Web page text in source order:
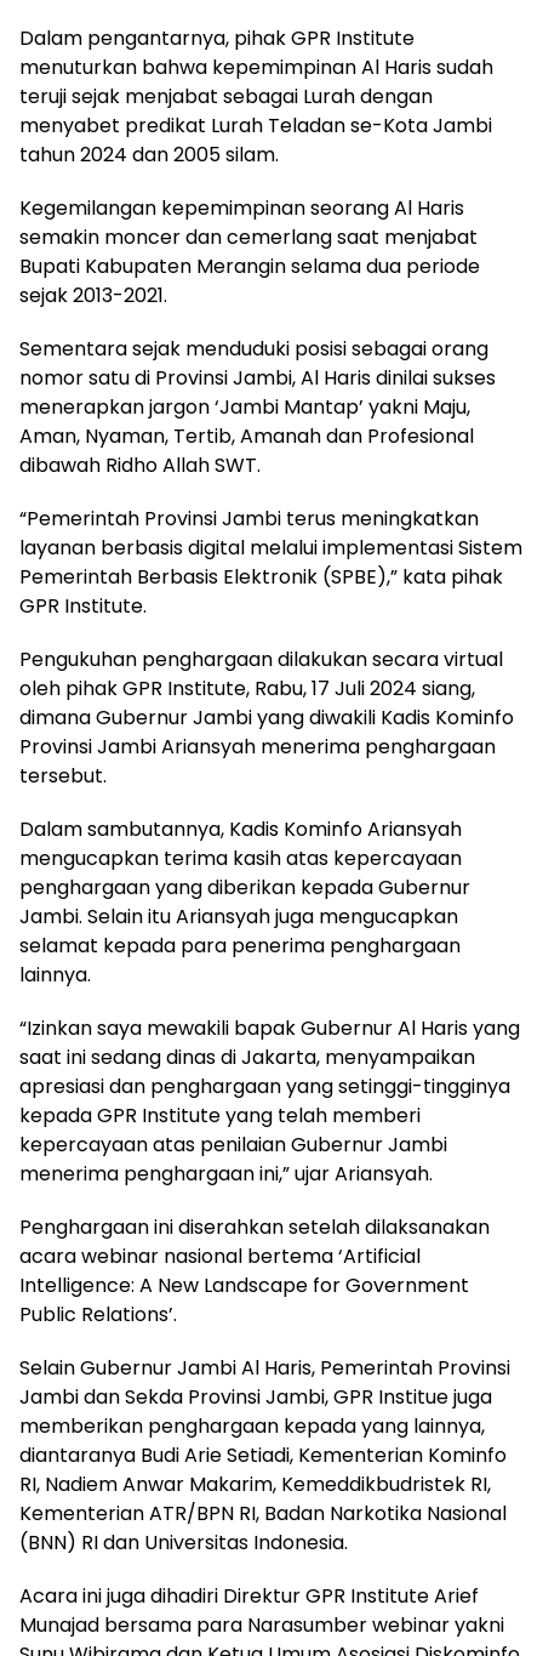
Dalam pengantarnya, pihak GPR Institute
menuturkan bahwa kepemimpinan Al Haris sudah
teruji sejak menjabat sebagai Lurah dengan
menyabet predikat Lurah Teladan se-Kota Jambi
tahun 2024 dan 2005 silam.
Kegemilangan kepemimpinan seorang Al Haris
semakin moncer dan cemerlang saat menjabat
Bupati Kabupaten Merangin selama dua periode
sejak 2013-2021.
Sementara sejak menduduki posisi sebagai orang
nomor satu di Provinsi Jambi, Al Haris dinilai sukses
menerapkan jargon ‘Jambi Mantap’ yakni Maju,
Aman, Nyaman, Tertib, Amanah dan Profesional
dibawah Ridho Allah SWT.
“Pemerintah Provinsi Jambi terus meningkatkan
layanan berbasis digital melalui implementasi Sistem
Pemerintah Berbasis Elektronik (SPBE),” kata pihak
GPR Institute.
Pengukuhan penghargaan dilakukan secara virtual
oleh pihak GPR Institute, Rabu, 17 Juli 2024 siang,
dimana Gubernur Jambi yang diwakili Kadis Kominfo
Provinsi Jambi Ariansyah menerima penghargaan
tersebut.
Dalam sambutannya, Kadis Kominfo Ariansyah
mengucapkan terima kasih atas kepercayaan
penghargaan yang diberikan kepada Gubernur
Jambi. Selain itu Ariansyah juga mengucapkan
selamat kepada para penerima penghargaan
lainnya.
“Izinkan saya mewakili bapak Gubernur Al Haris yang
saat ini sedang dinas di Jakarta, menyampaikan
apresiasi dan penghargaan yang setinggi-tingginya
kepada GPR Institute yang telah memberi
kepercayaan atas penilaian Gubernur Jambi
menerima penghargaan ini,” ujar Ariansyah.
Penghargaan ini diserahkan setelah dilaksanakan
acara webinar nasional bertema ‘Artificial
Intelligence: A New Landscape for Government
Public Relations’.
Selain Gubernur Jambi Al Haris, Pemerintah Provinsi
Jambi dan Sekda Provinsi Jambi, GPR Institue juga
memberikan penghargaan kepada yang lainnya,
diantaranya Budi Arie Setiadi, Kementerian Kominfo
RI, Nadiem Anwar Makarim, Kemeddikbudristek RI,
Kementerian ATR/BPN RI, Badan Narkotika Nasional
(BNN) RI dan Universitas Indonesia.
Acara ini juga dihadiri Direktur GPR Institute Arief
Munajad bersama para Narasumber webinar yakni